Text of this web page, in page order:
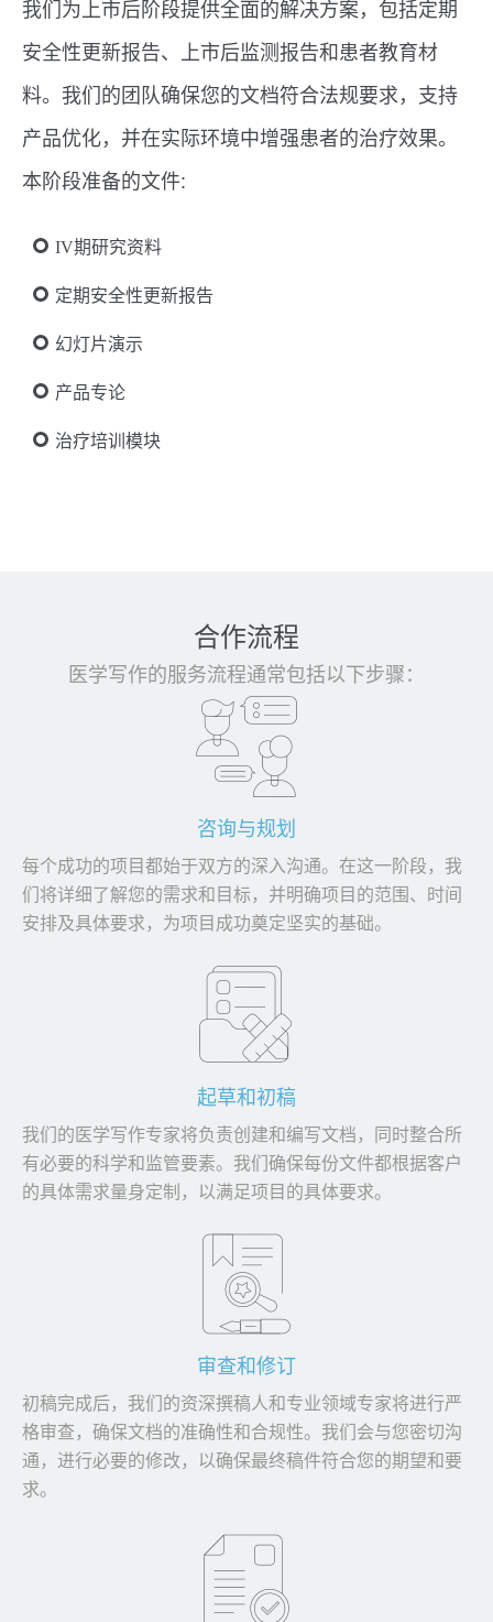
我们为上市后阶段提供全面的解决方案，包括定期
安全性更新报告、上市后监测报告和患者教育材
料。我们的团队确保您的文档符合法规要求，支持
产品优化，并在实际环境中增强患者的治疗效果。
本阶段准备的文件:
IV期研究资料
定期安全性更新报告
幻灯片演示
产品专论
治疗培训模块
合作流程
医学写作的服务流程通常包括以下步骤：
咨询与规划
每个成功的项目都始于双方的深入沟通。在这一阶段，我
们将详细了解您的需求和目标，并明确项目的范围、时间
安排及具体要求，为项目成功奠定坚实的基础。
起草和初稿
我们的医学写作专家将负责创建和编写文档，同时整合所
有必要的科学和监管要素。我们确保每份文件都根据客户
的具体需求量身定制，以满足项目的具体要求。
审查和修订
初稿完成后，我们的资深撰稿人和专业领域专家将进行严
格审查，确保文档的准确性和合规性。我们会与您密切沟
通，进行必要的修改，以确保最终稿件符合您的期望和要
求。